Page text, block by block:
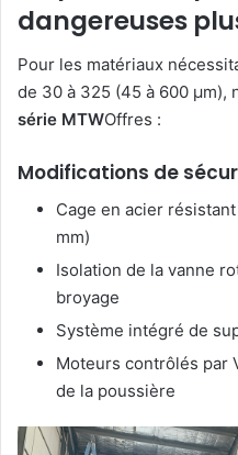
dangereuses
Pour les matériaux
de 30 à 325 (45 à 600 μm),
série MTWOffres :
Modifications de
Cage en acier
mm)
Isolation de la vanne
broyage
Système intégré de
Moteurs contrôlés par
de la poussière